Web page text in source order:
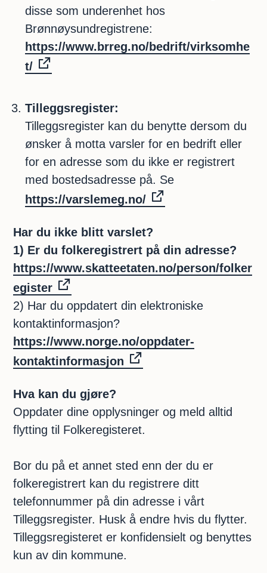
disse som underenhet hos
Brønnøysundregistrene:
https://www.brreg.no/bedrift/virksomhe
t/
Tilleggsregister:
Tilleggsregister kan du benytte dersom du
ønsker å motta varsler for en bedrift eller
for en adresse som du ikke er registrert
med bostedsadresse på. Se
https://varslemeg.no/
Har du ikke blitt varslet?
1) Er du folkeregistrert på din adresse?
https://www.skatteetaten.no/person/folker
egister
2) Har du oppdatert din elektroniske
kontaktinformasjon?
https://www.norge.no/oppdater-
kontaktinformasjon
Hva kan du gjøre?
Oppdater dine opplysninger og meld alltid
flytting til Folkeregisteret.
Bor du på et annet sted enn der du er
folkeregistrert kan du registrere ditt
telefonnummer på din adresse i vårt
Tilleggsregister. Husk å endre hvis du flytter.
Tilleggsregisteret er konfidensielt og benyttes
kun av din kommune.